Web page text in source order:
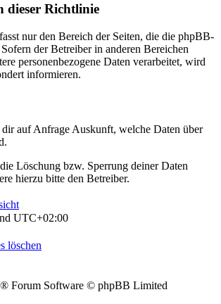
dieser Richtlinie
nur den Bereich der Seiten, die die phpBB-
der Betreiber in anderen Bereichen
personenbezogene Daten verarbeitet, wird
informieren.
auf Anfrage Auskunft, welche Daten über
Löschung bzw. Sperrung deiner Daten
hierzu bitte den Betreiber.
UTC+02:00
löschen
® Forum Software © phpBB Limited